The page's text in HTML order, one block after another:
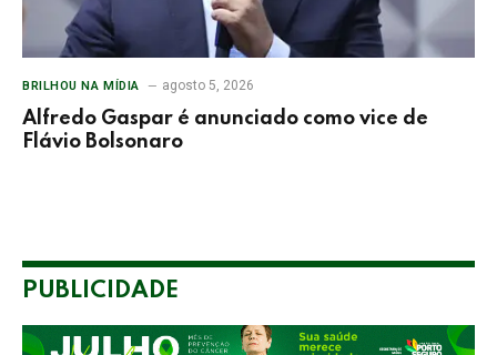
BRILHOU NA MÍDIA agosto 5, 2026
Alfredo Gaspar é anunciado como vice de
Flávio Bolsonaro
PUBLICIDADE